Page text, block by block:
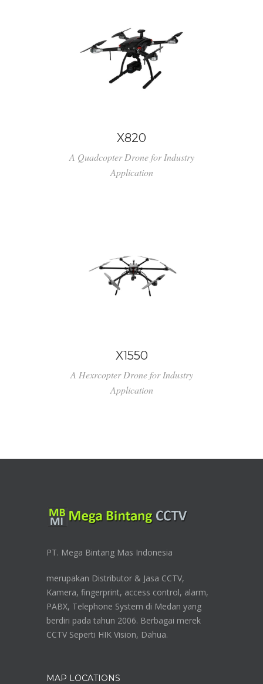
X820
A Quadcopter Drone for Industry
Application
X1550
A Hexrcopter Drone for Industry
Application
PT. Mega Bintang Mas Indonesia
merupakan Distributor & Jasa CCTV,
Kamera, fingerprint, access control, alarm,
PABX, Telephone System di Medan yang
berdiri pada tahun 2006. Berbagai merek
CCTV Seperti HIK Vision, Dahua.
MAP LOCATIONS